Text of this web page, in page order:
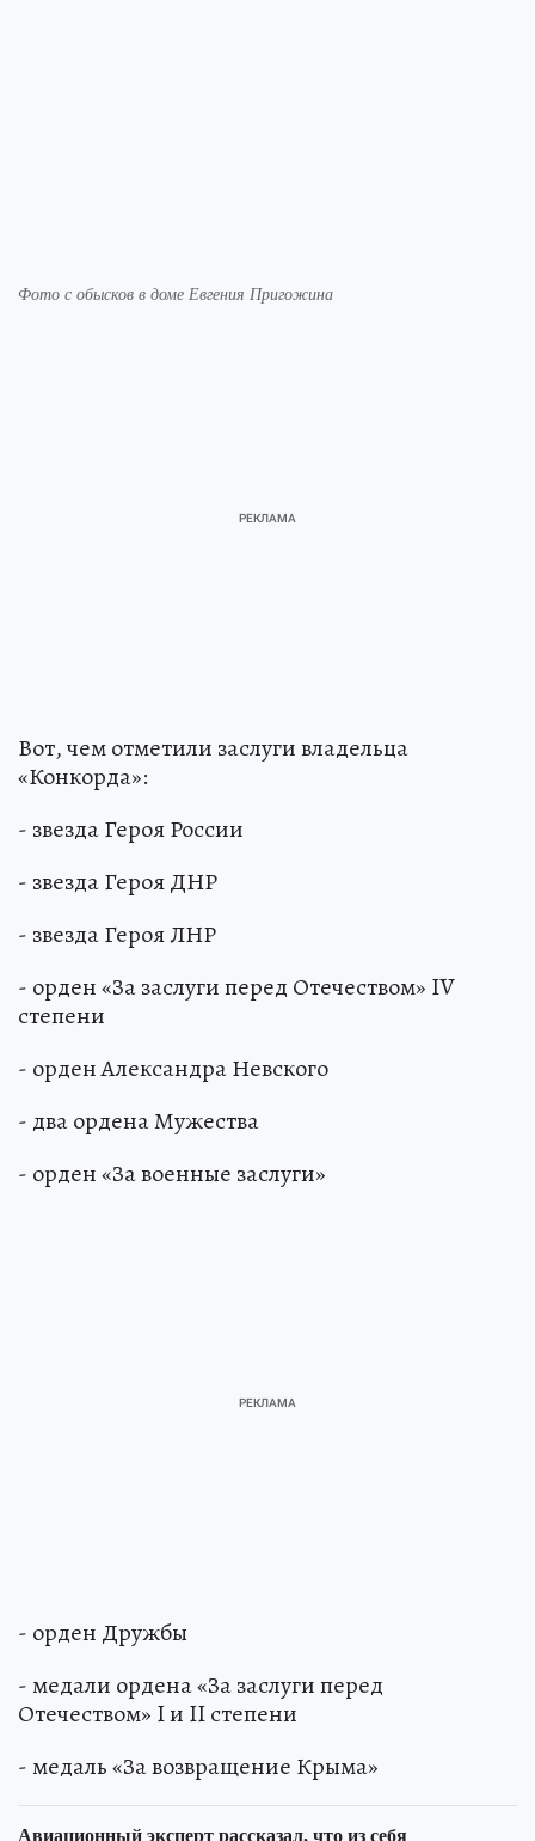
Фото с обысков в доме Евгения Пригожина
Вот, чем отметили заслуги владельца
«Конкорда»:
- звезда Героя России
- звезда Героя ДНР
- звезда Героя ЛНР
- орден «За заслуги перед Отечеством» IV
степени
- орден Александра Невского
- два ордена Мужества
- орден «За военные заслуги»
- орден Дружбы
- медали ордена «За заслуги перед
Отечеством» I и II степени
- медаль «За возвращение Крыма»